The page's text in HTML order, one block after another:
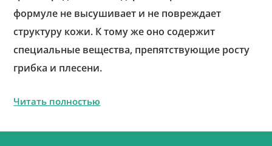
формуле не высушивает и не повреждает
структуру кожи. К тому же оно содержит
специальные вещества, препятствующие росту
грибка и плесени.
Читать полностью